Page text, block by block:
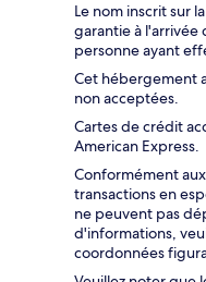
Le nom inscrit sur
garantie à l'arrivée
personne ayant
Cet hébergement
non acceptées.
Cartes de crédit
American Express.
Conformément
transactions en
ne peuvent pas
d'informations,
coordonnées